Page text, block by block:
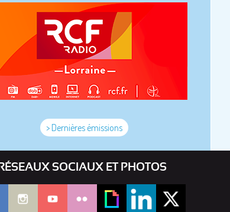
> Dernières émissions
RÉSEAUX SOCIAUX ET PHOTOS